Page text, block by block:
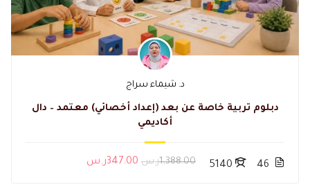
د. شيماء سراج
دبلوم تربية خاصة عن بعد (إعداد أخصائي) معتمد – دال
أكاديمي
46
5140 1,388.00ر.س 347.00ر.س